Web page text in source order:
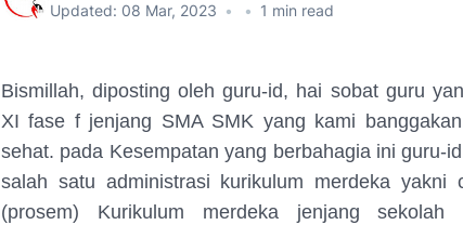
Updated: 08 Mar, 2023 • • 1 min read
Bismillah, diposting oleh guru-id, hai sobat guru
XI fase f jenjang SMA SMK yang kami
sehat. pada Kesempatan yang berbahagia ini guru-
salah satu administrasi kurikulum merdeka yakni
(prosem) Kurikulum merdeka jenjang sekolah